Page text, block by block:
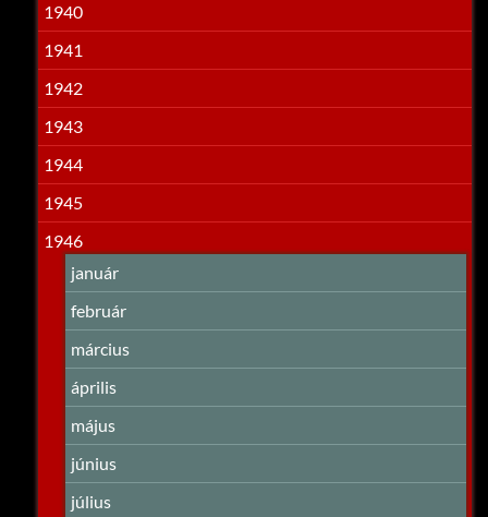
1940
1941
1942
1943
1944
1945
1946
január
február
március
április
május
június
július